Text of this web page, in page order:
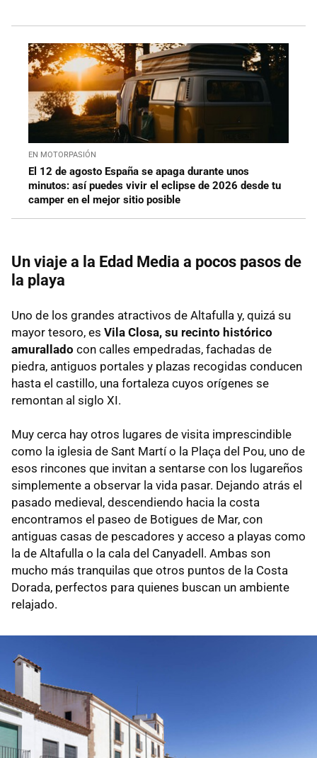
EN MOTORPASIÓN
El 12 de agosto España se apaga durante unos
minutos: así puedes vivir el eclipse de 2026 desde tu
camper en el mejor sitio posible
Un viaje a la Edad Media a pocos pasos de
la playa
Uno de los grandes atractivos de Altafulla y, quizá su
mayor tesoro, es Vila Closa, su recinto histórico
amurallado con calles empedradas, fachadas de
piedra, antiguos portales y plazas recogidas conducen
hasta el castillo, una fortaleza cuyos orígenes se
remontan al siglo XI.
Muy cerca hay otros lugares de visita imprescindible
como la iglesia de Sant Martí o la Plaça del Pou, uno de
esos rincones que invitan a sentarse con los lugareños
simplemente a observar la vida pasar. Dejando atrás el
pasado medieval, descendiendo hacia la costa
encontramos el paseo de Botigues de Mar, con
antiguas casas de pescadores y acceso a playas como
la de Altafulla o la cala del Canyadell. Ambas son
mucho más tranquilas que otros puntos de la Costa
Dorada, perfectos para quienes buscan un ambiente
relajado.